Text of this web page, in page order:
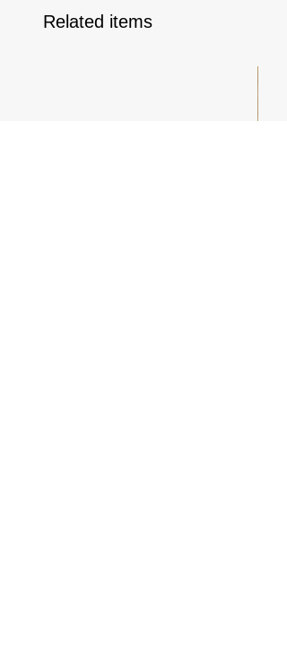
Related items